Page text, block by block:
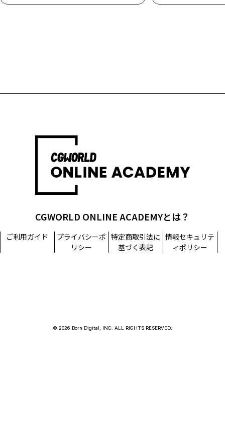
CGWORLD ONLINE ACADEMYとは？
ご利用ガイド
プライバシーポ
リシー
特定商取引法に
基づく表記
情報セキュリテ
ィポリシー
© 2026 Born Digital, INC. ALL RIGHTS RESERVED.